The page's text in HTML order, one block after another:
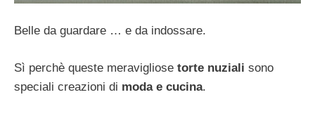
Belle da guardare … e da indossare.
Sì perchè queste meravigliose torte nuziali sono
speciali creazioni di moda e cucina.